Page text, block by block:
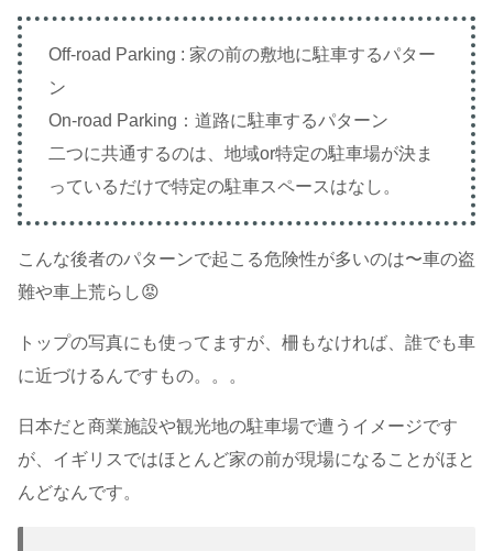
Off-road Parking : 家の前の敷地に駐車するパター
ン
On-road Parking：道路に駐車するパターン
二つに共通するのは、地域or特定の駐車場が決ま
っているだけで特定の駐車スペースはなし。
こんな後者のパターンで起こる危険性が多いのは〜車の盗
難や車上荒らし😡
トップの写真にも使ってますが、柵もなければ、誰でも車
に近づけるんですもの。。。
日本だと商業施設や観光地の駐車場で遭うイメージです
が、イギリスではほとんど家の前が現場になることがほと
んどなんです。